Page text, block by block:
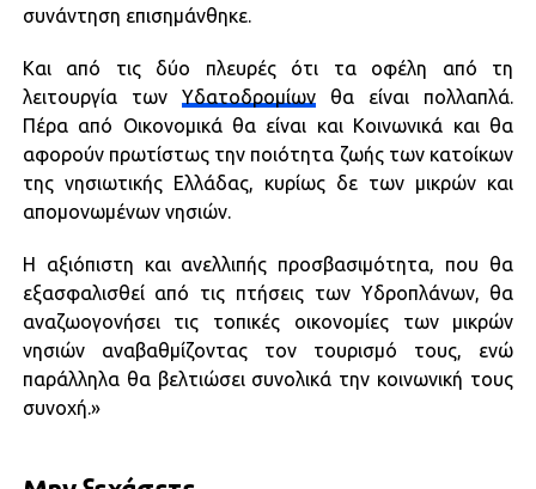
συνάντηση επισημάνθηκε.
Και από τις δύο πλευρές ότι τα οφέλη από τη
λειτουργία των Υδατοδρομίωνθα είναι πολλαπλά.
Πέρα από Οικονομικά θα είναι και Κοινωνικά και θα
αφορούν πρωτίστως την ποιότητα ζωής των κατοίκων
της νησιωτικής Ελλάδας, κυρίως δε των μικρών και
απομονωμένων νησιών.
Η αξιόπιστη και ανελλιπής προσβασιμότητα, που θα
εξασφαλισθεί από τις πτήσεις των Υδροπλάνων, θα
αναζωογονήσει τις τοπικές οικονομίες των μικρών
νησιών αναβαθμίζοντας τον τουρισμό τους, ενώ
παράλληλα θα βελτιώσει συνολικά την κοινωνική τους
συνοχή.»